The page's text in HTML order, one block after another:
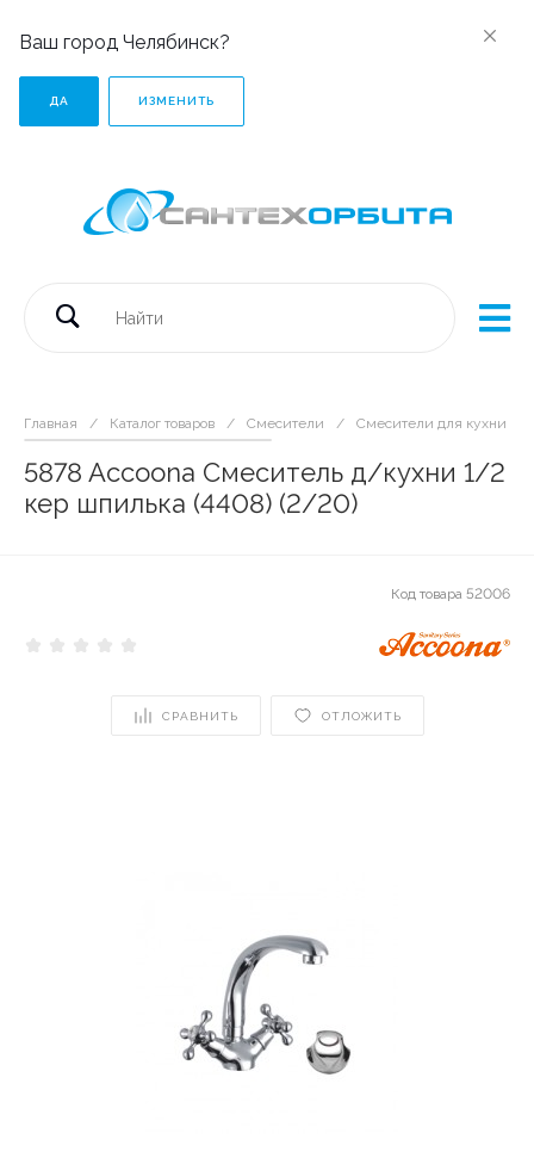
Ваш город Челябинск?
ДА ИЗМЕНИТЬ
Главная / Каталог товаров / Смесители / Смесители для кухни
5878 Accoona Смеситель д/кухни 1/2
кер шпилька (4408) (2/20)
Код товара 52006
СРАВНИТЬ ОТЛОЖИТЬ